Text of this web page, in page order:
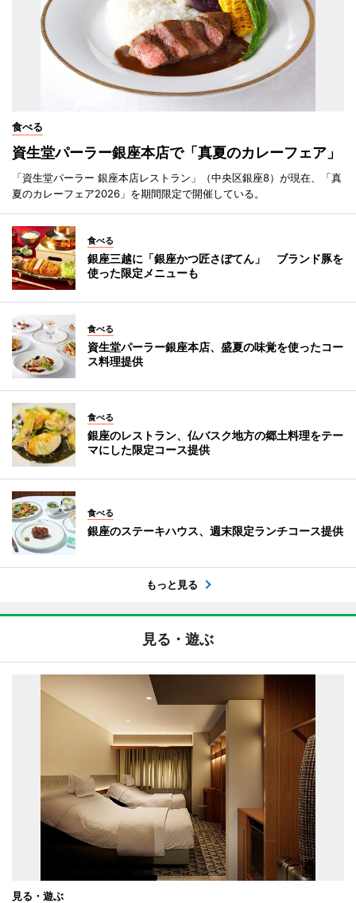
食べる
資生堂パーラー銀座本店で「真夏のカレーフェア」
「資生堂パーラー 銀座本店レストラン」（中央区銀座8）が現在、「真
夏のカレーフェア2026」を期間限定で開催している。
食べる
銀座三越に「銀座かつ匠さぼてん」 ブランド豚を
使った限定メニューも
食べる
資生堂パーラー銀座本店、盛夏の味覚を使ったコー
ス料理提供
食べる
銀座のレストラン、仏バスク地方の郷土料理をテー
マにした限定コース提供
食べる
銀座のステーキハウス、週末限定ランチコース提供
もっと見る
見る・遊ぶ
見る・遊ぶ